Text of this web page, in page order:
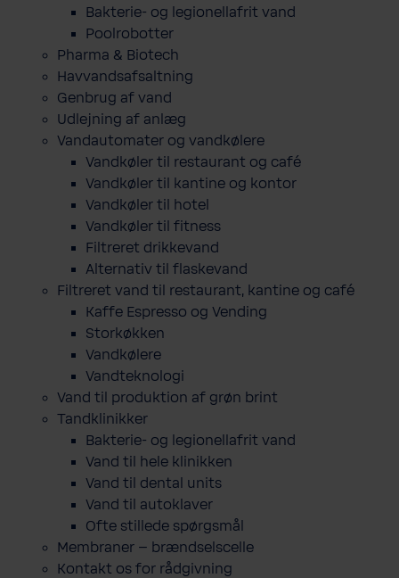
Bakterie- og legionellafrit vand
Poolrobotter
Pharma & Biotech
Havvandsafsaltning
Genbrug af vand
Udlejning af anlæg
Vandautomater og vandkølere
Vandkøler til restaurant og café
Vandkøler til kantine og kontor
Vandkøler til hotel
Vandkøler til fitness
Filtreret drikkevand
Alternativ til flaskevand
Filtreret vand til restaurant, kantine og café
Kaffe Espresso og Vending
Storkøkken
Vandkølere
Vandteknologi
Vand til produktion af grøn brint
Tandklinikker
Bakterie-​ og legio­nel­lafrit vand
Vand til hele klinikken
Vand til dental units
Vand til autoklaver
Ofte stillede spørgsmål
Membraner – brændselscelle
Kontakt os for rådgivning